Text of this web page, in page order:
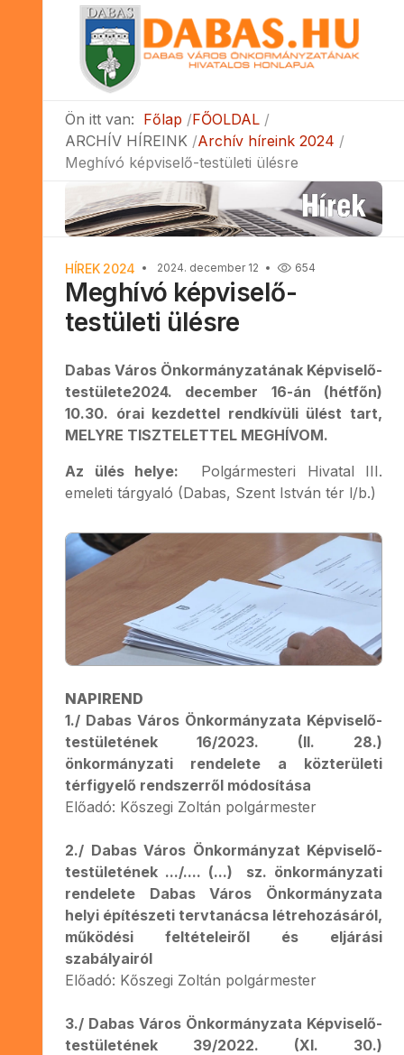
Ön itt van: Főlap
FŐOLDAL
ARCHÍV HÍREINK Archív híreink 2024
Meghívó képviselő-testületi ülésre
HÍREK 2024 2024. december 12 654
Meghívó képviselő-
testületi ülésre
Dabas Város Önkormányzatának Képviselő-
testülete2024. december 16-án (hétfőn)
10.30. órai kezdettel rendkívüli ülést tart,
MELYRE TISZTELETTEL MEGHÍVOM.
Az ülés helye: Polgármesteri Hivatal III.
emeleti tárgyaló (Dabas, Szent István tér l/b.)
NAPIREND
1./ Dabas Város Önkormányzata Képviselő-
testületének 16/2023. (II. 28.)
önkormányzati rendelete a közterületi
térfigyelő rendszerről módosítása
Előadó: Kőszegi Zoltán polgármester
2./ Dabas Város Önkormányzat Képviselő-
testületének .../.... (...) sz. önkormányzati
rendelete Dabas Város Önkormányzata
helyi építészeti tervtanácsa létrehozásáról,
működési feltételeiről és eljárási
szabályairól
Előadó: Kőszegi Zoltán polgármester
3./ Dabas Város Önkormányzata Képviselő-
testületének 39/2022. (XI. 30.)